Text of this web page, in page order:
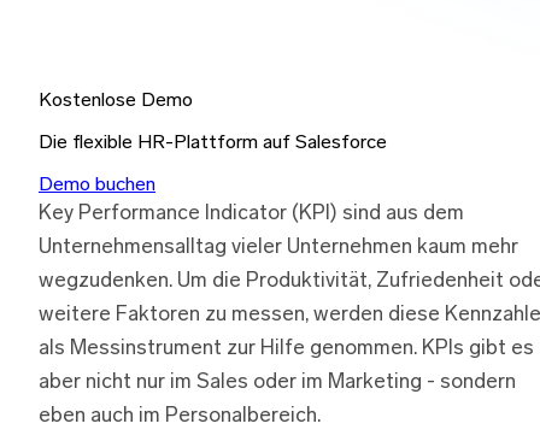
Kostenlose Demo
Die flexible HR-Plattform auf Salesforce
Demo buchen
Key Performance Indicator (KPI) sind aus dem
Unternehmensalltag vieler Unternehmen kaum mehr
wegzudenken. Um die Produktivität, Zufriedenheit
weitere Faktoren zu messen, werden diese
als Messinstrument zur Hilfe genommen. KPIs gibt es
aber nicht nur im Sales oder im Marketing - sondern
eben auch im Personalbereich.